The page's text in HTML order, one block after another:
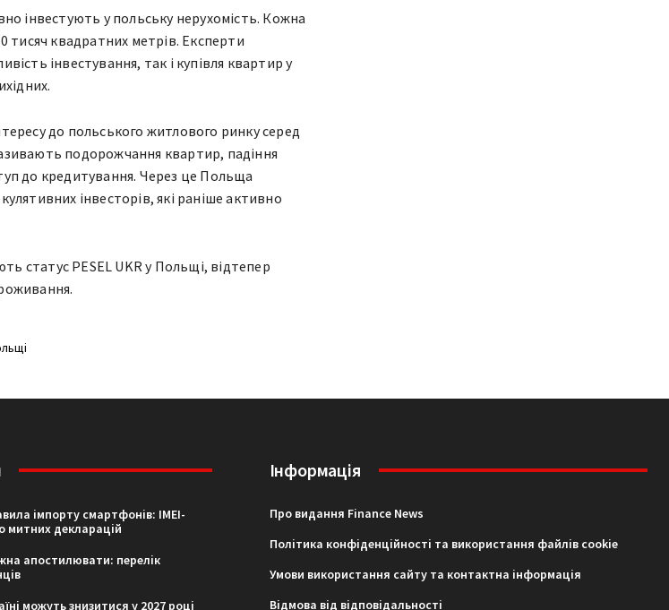
інвестують у польську нерухомість. Кожна
тисяч квадратних метрів. Експерти
інвестування, так і купівля квартир у
до польського житлового ринку серед
подорожчання квартир, падіння
до кредитування. Через це Польща
інвесторів, які раніше активно
статус PESEL UKR у Польщі, відтепер
імпорту смартфонів: IMEI-
митних декларацій
апостилювати: перелік
можуть знизитися у 2027 році
Інформація
Про видання Finance News
Політика конфіденційності та використання файлів cookie
Умови використання сайту та контактна інформація
Відмова від відповідальності